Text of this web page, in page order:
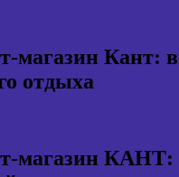
магазин Кант:
отдыха
магазин